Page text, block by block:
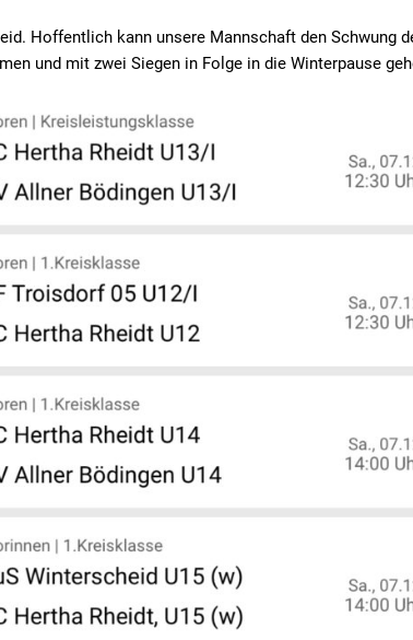
Hoffentlich kann unsere Mannschaft den Schwung
und mit zwei Siegen in Folge in die Winterpause